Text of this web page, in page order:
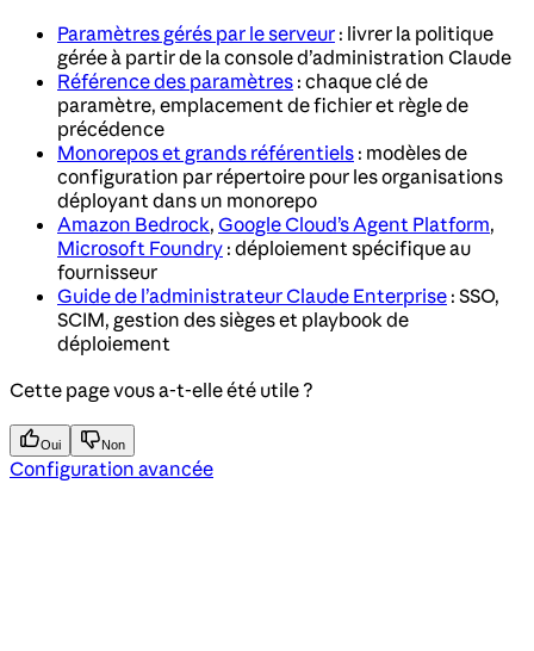
Paramètres gérés par le serveur : livrer la politique
gérée à partir de la console d’administration Claude
Référence des paramètres : chaque clé de
paramètre, emplacement de fichier et règle de
précédence
Monorepos et grands référentiels : modèles de
configuration par répertoire pour les organisations
déployant dans un monorepo
Amazon Bedrock, Google Cloud’s Agent Platform,
Microsoft Foundry : déploiement spécifique au
fournisseur
Guide de l’administrateur Claude Enterprise : SSO,
SCIM, gestion des sièges et playbook de
déploiement
Cette page vous a-t-elle été utile ?
Oui Non
Configuration avancée